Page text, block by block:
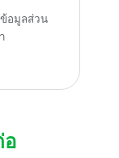
อมูลส่วน